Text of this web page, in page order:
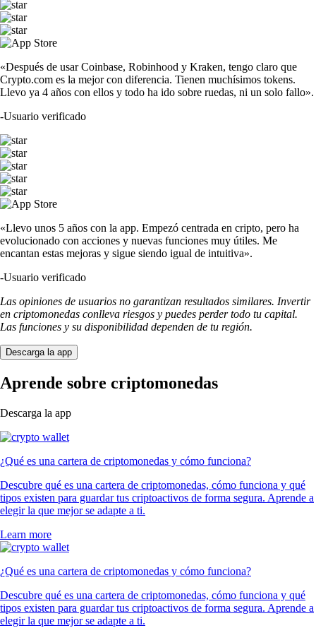
«Después de usar Coinbase, Robinhood y Kraken, tengo claro que
Crypto.com es la mejor con diferencia. Tienen muchísimos tokens.
Llevo ya 4 años con ellos y todo ha ido sobre ruedas, ni un solo fallo».
-Usuario verificado
«Llevo unos 5 años con la app. Empezó centrada en cripto, pero ha
evolucionado con acciones y nuevas funciones muy útiles. Me
encantan estas mejoras y sigue siendo igual de intuitiva».
-Usuario verificado
Las opiniones de usuarios no garantizan resultados similares. Invertir
en criptomonedas conlleva riesgos y puedes perder todo tu capital.
Las funciones y su disponibilidad dependen de tu región.
Descarga la app
Aprende sobre criptomonedas
Descarga la app
¿Qué es una cartera de criptomonedas y cómo funciona?
Descubre qué es una cartera de criptomonedas, cómo funciona y qué
tipos existen para guardar tus criptoactivos de forma segura. Aprende a
elegir la que mejor se adapte a ti.
Learn more
¿Qué es una cartera de criptomonedas y cómo funciona?
Descubre qué es una cartera de criptomonedas, cómo funciona y qué
tipos existen para guardar tus criptoactivos de forma segura. Aprende a
elegir la que mejor se adapte a ti.